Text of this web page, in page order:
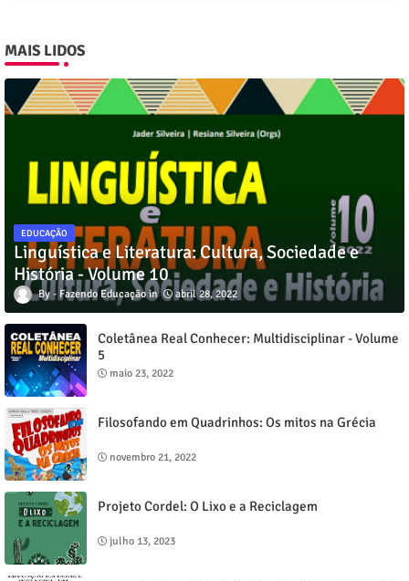
MAIS LIDOS
EDUCAÇÃO
Linguística e Literatura: Cultura, Sociedade e
História - Volume 10
Fazendo Educação abril 28, 2022
Coletânea Real Conhecer: Multidisciplinar - Volume
5
maio 23, 2022
Filosofando em Quadrinhos: Os mitos na Grécia
novembro 21, 2022
Projeto Cordel: O Lixo e a Reciclagem
julho 13, 2023